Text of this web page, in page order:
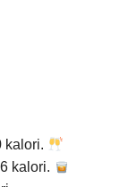
kalori.
kalori.